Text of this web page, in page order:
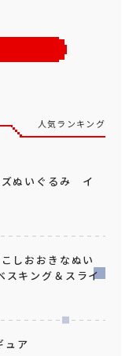
人気ランキング
ぬいぐるみ イ
しおおきなぬい
キング＆スライ
ア